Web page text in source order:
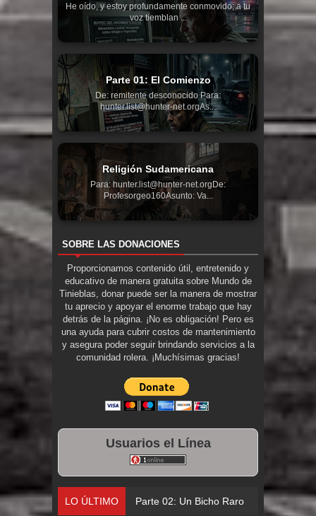
He oído, y estoy profundamente conmovido; a tu
voz tiemblan ...
Parte 01: El Comienzo
De: remitente desconocido Para:
hunter.list@hunter-net.orgAs...
Religión Sudamericana
Para: hunter.list@hunter-net.orgDe:
Profesorgeo160Asunto: Va...
SOBRE LAS DONACIONES
Proporcionamos contenido útil, entretenido y
educativo de manera gratuita sobre Mundo de
Tinieblas, donar puede ser la manera de mostrar
tu aprecio y apoyar el enorme trabajo que hay
detrás de la página. ¡No es obligación! Pero es
una ayuda para cubrir costos de mantenimiento
y asegura poder seguir brindando servicios a la
comunidad rolera. ¡Muchísimas gracias!
Usuarios el Línea
LO ÚLTIMO Parte 02: Un Bicho Raro